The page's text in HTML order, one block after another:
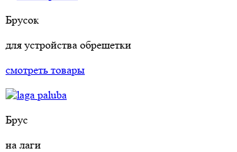
Брусок
для устройства обрешетки
смотреть товары
Брус
на лаги